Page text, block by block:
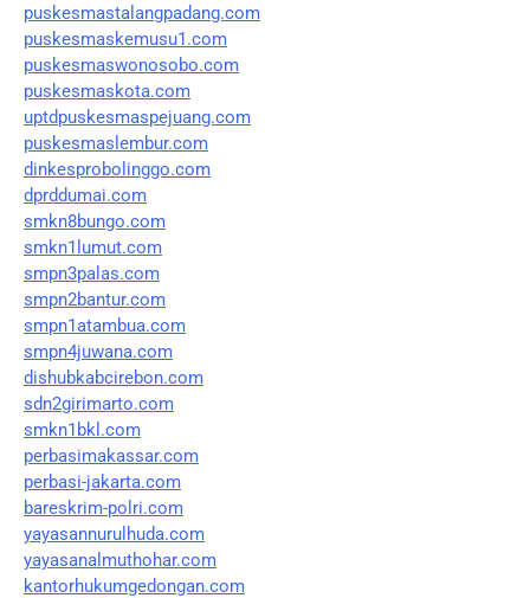
puskesmastalangpadang.com
puskesmaskemusu1.com
puskesmaswonosobo.com
puskesmaskota.com
uptdpuskesmaspejuang.com
puskesmaslembur.com
dinkesprobolinggo.com
dprddumai.com
smkn8bungo.com
smkn1lumut.com
smpn3palas.com
smpn2bantur.com
smpn1atambua.com
smpn4juwana.com
dishubkabcirebon.com
sdn2girimarto.com
smkn1bkl.com
perbasimakassar.com
perbasi-jakarta.com
bareskrim-polri.com
yayasannurulhuda.com
yayasanalmuthohar.com
kantorhukumgedongan.com